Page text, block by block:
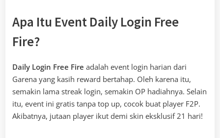
Apa Itu Event Daily Login Free
Fire?
Daily Login Free Fire adalah event login harian dari
Garena yang kasih reward bertahap. Oleh karena itu,
semakin lama streak login, semakin OP hadiahnya. Selain
itu, event ini gratis tanpa top up, cocok buat player F2P.
Akibatnya, jutaan player ikut demi skin eksklusif 21 hari!